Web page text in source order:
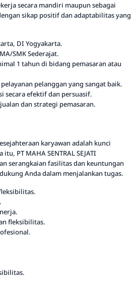
secara mandiri maupun sebagai
sikap positif dan adaptabilitas yang
DI Yogyakarta.
SMK Sederajat.
1 tahun di bidang pemasaran atau
pelanggan yang sangat baik.
secara efektif dan persuasif.
dan strategi pemasaran.
karyawan adalah kunci
PT MAHA SENTRAL SEJATI
serangkaian fasilitas dan keuntungan
Anda dalam menjalankan tugas.
fleksibilitas.